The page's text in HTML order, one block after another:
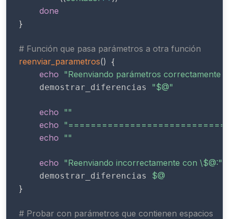
done
}
# Función que pasa parámetros a otra función
reenviar_parametros() {
echo "Reenviando parámetros correctamente
    demostrar_diferencias
"$@"
echo ""
echo
echo ""
echo "Reenviando incorrectamente con \$@:"
    demostrar_diferencias
$@
}
# Probar con parámetros que contienen espacios